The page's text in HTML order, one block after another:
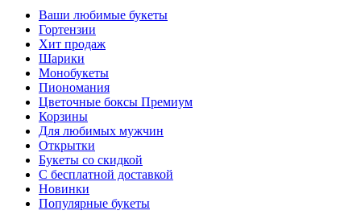
Ваши любимые букеты
Гортензии
Хит продаж
Шарики
Монобукеты
Пиономания
Цветочные боксы Премиум
Корзины
Для любимых мужчин
Открытки
Букеты со скидкой
С бесплатной доставкой
Новинки
Популярные букеты